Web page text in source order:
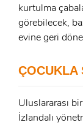
kurtulma
görebilecek,
evine geri
ÇOCUKLA
Uluslararası
İzlandalı